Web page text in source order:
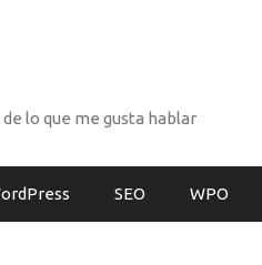
lo que me gusta hablar
SEO WPO